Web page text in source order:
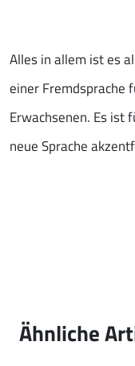
Alles in allem ist es
einer Fremdsprache
Erwachsenen. Es ist
neue Sprache
Ähnliche